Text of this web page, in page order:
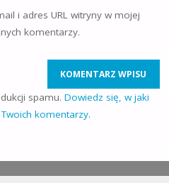
i adres URL witryny w mojej
komentarzy.
spamu. Dowiedz się, w jaki
komentarzy.